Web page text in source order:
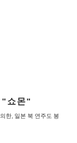
"쇼몬"
한, 일본 북 연주도 봉